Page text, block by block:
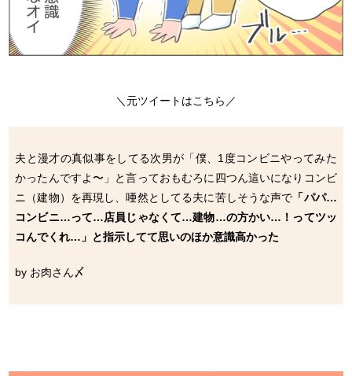
＼元ツイートはこちら／
夫と漫才の真似事をしてる次男が「僕、1度コンビニやってみた
かったんですよ〜」と言っておもむろに四つん這いになりコンビ
ニ（建物）を再現し、唖然としてる夫に苦しそうな声で 「パパ…
コンビニ…って…店員じゃなくて…建物…の方かい…！ってツッ
コんでくれ…」と指示してて思いのほか意識高かった
by お肉さん〆